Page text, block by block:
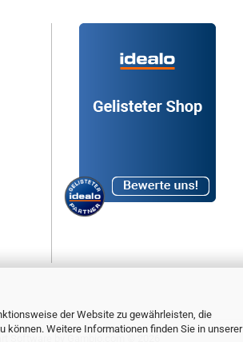
der Website zu gewährleisten, die
können. Weitere Informationen finden Sie in unserer